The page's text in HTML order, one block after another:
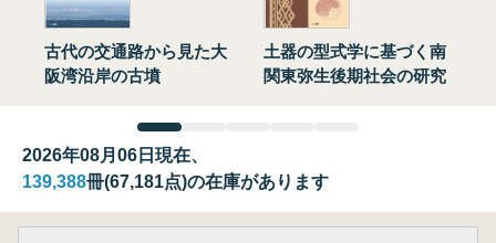
古代の交通路から見た大
阪湾沿岸の古墳
土器の型式学に基づく南
関東弥生後期社会の研究
2026年08月06日現在、
139,388冊(67,181点)の在庫があります